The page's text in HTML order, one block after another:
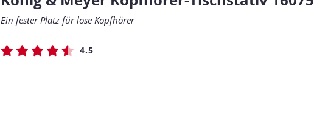
Ein fester Platz für lose Kopfhörer
4.5